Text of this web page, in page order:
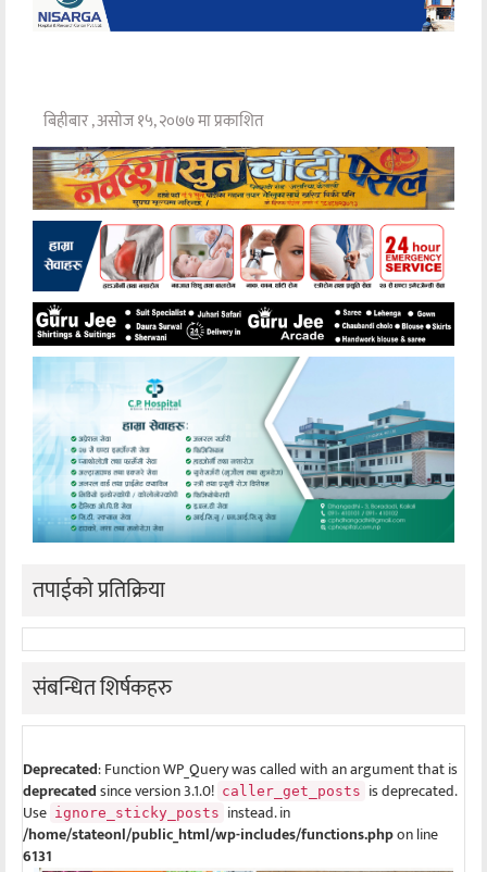
बिहीबार , असोज १५, २०७७ मा प्रकाशित
तपाईको प्रतिक्रिया
संबन्धित शिर्षकहरु
Deprecated: Function WP_Query was called with an argument that is
deprecatedsince version 3.1.0! caller_get_posts is deprecated.
Use ignore_sticky_posts instead. in
/home/stateonl/public_html/wp-includes/functions.phpon line
6131